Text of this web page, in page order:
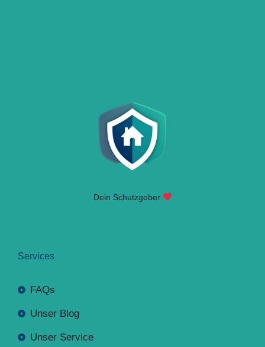
Dein Schutzgeber
Services
FAQs
Unser Blog
Unser Service